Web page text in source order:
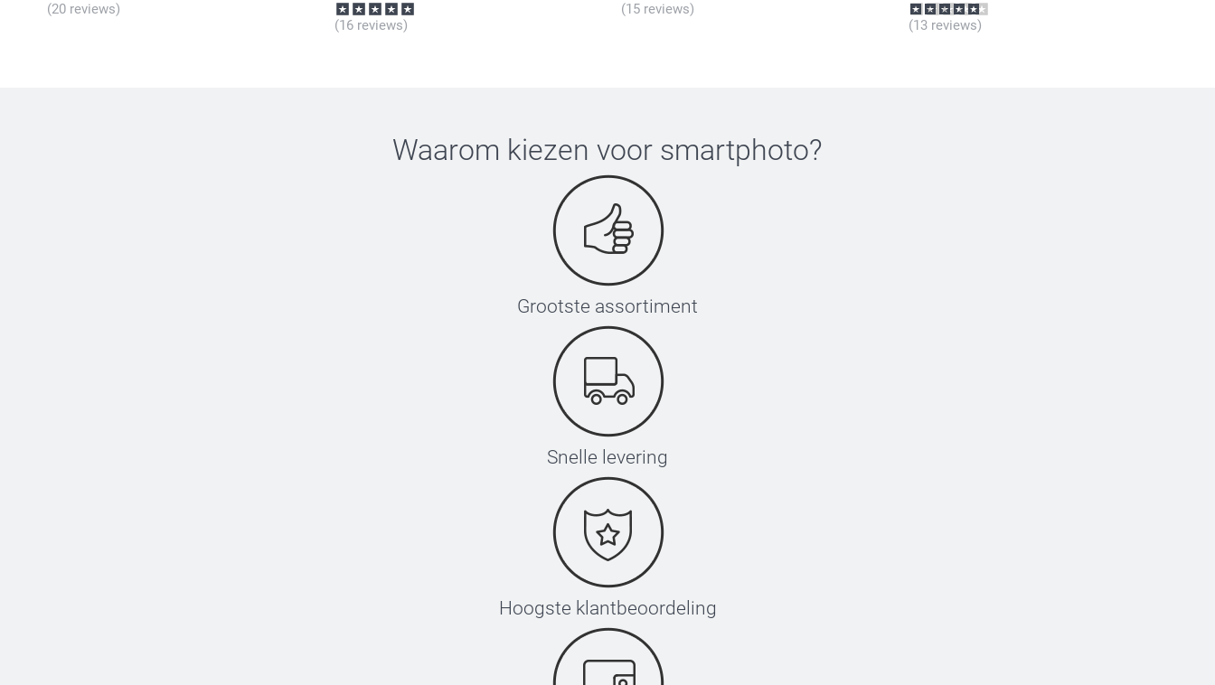
(20 reviews)
(16 reviews)
(15 reviews)
(13 reviews)
Waarom kiezen voor smartphoto?
Grootste assortiment
Snelle levering
Hoogste klantbeoordeling